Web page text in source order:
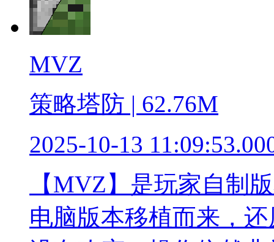
MVZ
策略塔防 | 62.76M
2025-10-13
【MVZ】是玩家自制
电脑版本移植而来，